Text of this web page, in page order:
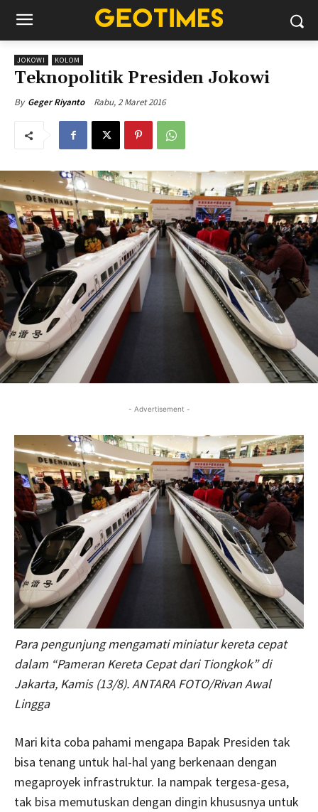
JOKOWI KOLOM
Teknopolitik Presiden Jokowi
By Geger Riyanto Rabu, 2 Maret 2016
- Advertisement -
Para pengunjung mengamati miniatur kereta cepat
dalam “Pameran Kereta Cepat dari Tiongkok” di
Jakarta, Kamis (13/8). ANTARA FOTO/Rivan Awal
Lingga
Mari kita coba pahami mengapa Bapak Presiden tak
bisa tenang untuk hal-hal yang berkenaan dengan
megaproyek infrastruktur. Ia nampak tergesa-gesa,
tak bisa memutuskan dengan dingin khususnya untuk